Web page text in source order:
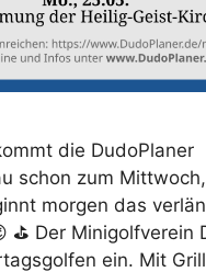
die DudoPlaner
schon zum Mittwoch,
morgen das
⛳ Der Minigolfverein
ein. Mit